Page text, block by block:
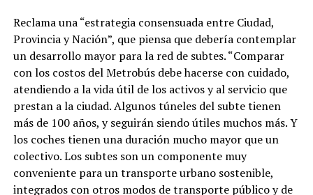
Reclama una “estrategia consensuada entre Ciudad,
Provincia y Nación”, que piensa que debería contemplar
un desarrollo mayor para la red de subtes. “Comparar
con los costos del Metrobús debe hacerse con cuidado,
atendiendo a la vida útil de los activos y al servicio que
prestan a la ciudad. Algunos túneles del subte tienen
más de 100 años, y seguirán siendo útiles muchos más. Y
los coches tienen una duración mucho mayor que un
colectivo. Los subtes son un componente muy
conveniente para un transporte urbano sostenible,
integrados con otros modos de transporte público y de